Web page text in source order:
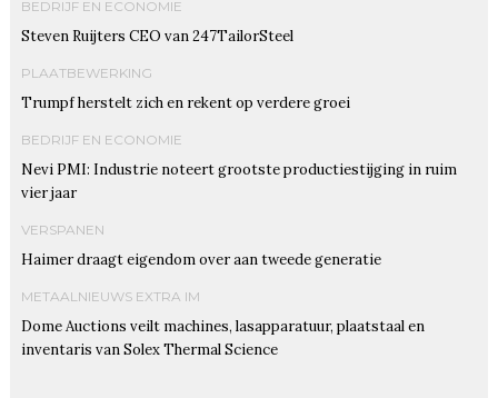
BEDRIJF EN ECONOMIE
Steven Ruijters CEO van 247TailorSteel
PLAATBEWERKING
Trumpf herstelt zich en rekent op verdere groei
BEDRIJF EN ECONOMIE
Nevi PMI: Industrie noteert grootste productiestijging in ruim
vier jaar
VERSPANEN
Haimer draagt eigendom over aan tweede generatie
METAALNIEUWS EXTRA IM
Dome Auctions veilt machines, lasapparatuur, plaatstaal en
inventaris van Solex Thermal Science